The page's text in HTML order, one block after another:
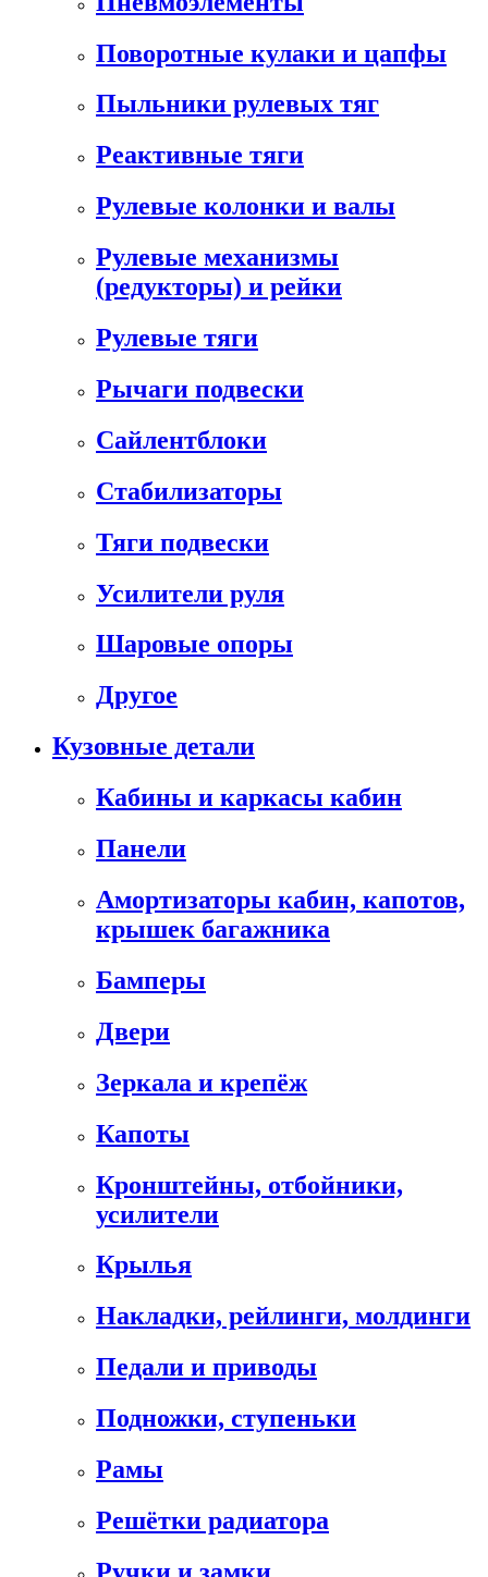
Поворотные кулаки и цапфы
Пыльники рулевых тяг
Реактивные тяги
Рулевые колонки и валы
Рулевые механизмы
(редукторы) и рейки
Рулевые тяги
Рычаги подвески
Сайлентблоки
Стабилизаторы
Тяги подвески
Усилители руля
Шаровые опоры
Другое
Кузовные детали
Кабины и каркасы кабин
Панели
Амортизаторы кабин, капотов,
крышек багажника
Бамперы
Двери
Зеркала и крепёж
Капоты
Кронштейны, отбойники,
усилители
Крылья
Накладки, рейлинги, молдинги
Педали и приводы
Подножки, ступеньки
Рамы
Решётки радиатора